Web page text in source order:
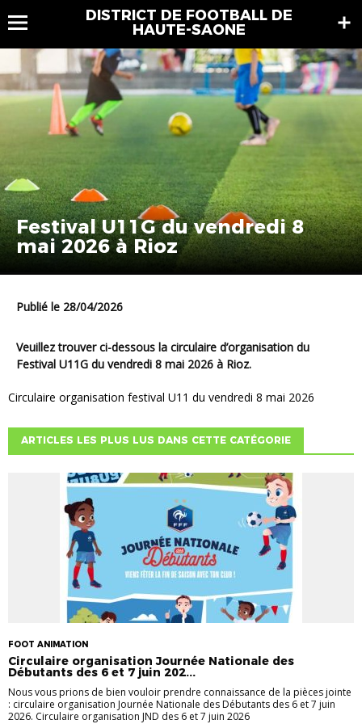
DISTRICT DE FOOTBALL DE
HAUTE-SAONE
Festival U11G du vendredi 8
mai 2026 à Rioz
Publié le 28/04/2026
Veuillez trouver ci-dessous la circulaire d’organisation du
Festival U11G du vendredi 8 mai 2026 à Rioz.
Circulaire organisation festival U11 du vendredi 8 mai 2026
ARTICLES LES PLUS LUS DANS CETTE CATÉGORIE
FOOT ANIMATION
Circulaire organisation Journée Nationale des
Débutants des 6 et 7 juin 202...
Nous vous prions de bien vouloir prendre connaissance de la pièces jointe
: circulaire organisation Journée Nationale des Débutants des 6 et 7 juin
2026. Circulaire organisation JND des 6 et 7 juin 2026